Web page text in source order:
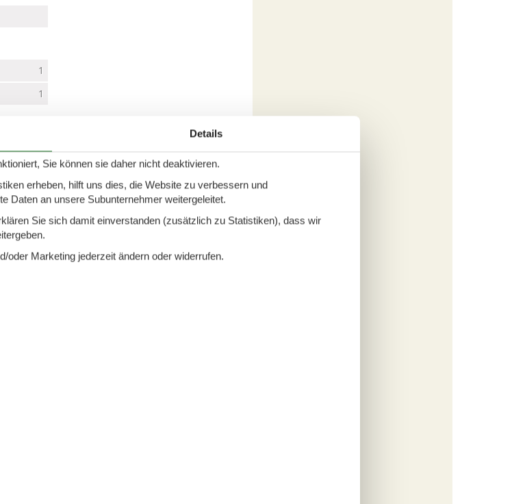
1
1
1
1
Smart TV
Details
Sie können sie daher nicht deaktivieren.
erheben, hilft uns dies, die Website zu verbessern und
Daten an unsere Subunternehmer weitergeleitet.
Sie sich damit einverstanden (zusätzlich zu Statistiken), dass wir
oder Marketing jederzeit ändern oder widerrufen.